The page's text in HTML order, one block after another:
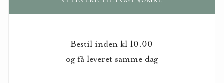
Bestil inden kl 10.00
og få leveret samme dag